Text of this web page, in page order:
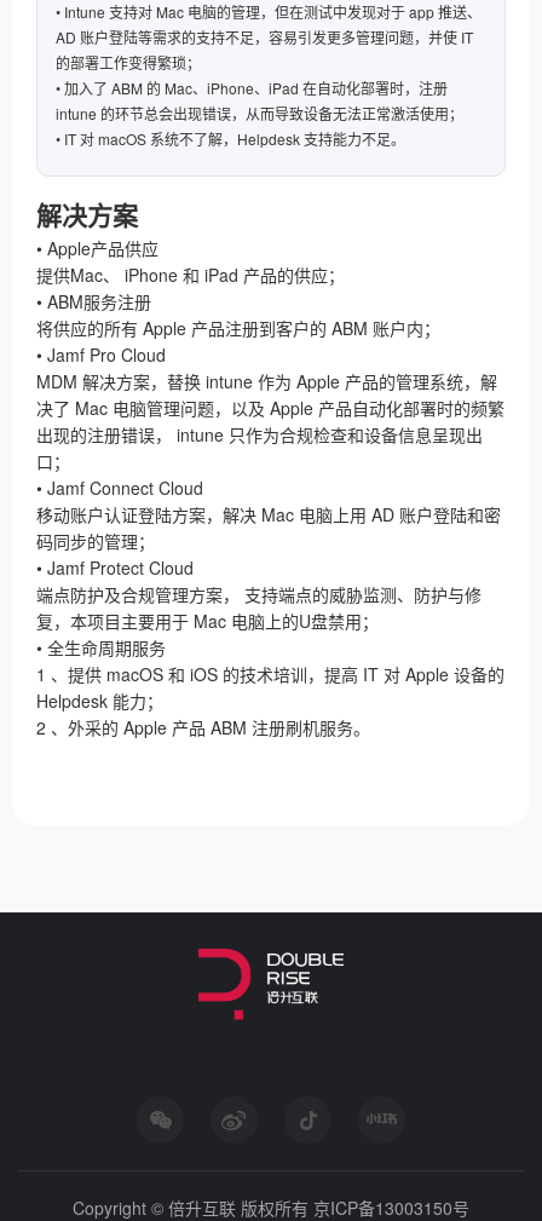
• Intune 支持对 Mac 电脑的管理，但在测试中发现对于 app 推送、
AD 账户登陆等需求的支持不足，容易引发更多管理问题，并使 IT
的部署工作变得繁琐；
• 加入了 ABM 的 Mac、iPhone、iPad 在自动化部署时，注册
intune 的环节总会出现错误，从而导致设备无法正常激活使用；
• IT 对 macOS 系统不了解，Helpdesk 支持能力不足。
解决⽅案
• Apple产品供应
提供Mac、 iPhone 和 iPad 产品的供应；
• ABM服务注册
将供应的所有 Apple 产品注册到客户的 ABM 账户内；
• Jamf Pro Cloud
MDM 解决⽅案，替换 intune 作为 Apple 产品的管理系统，解
决了 Mac 电脑管理问题，以及 Apple 产品⾃动化部署时的频繁
出现的注册错误， intune 只作为合规检查和设备信息呈现出
⼝；
• Jamf Connect Cloud
移动账户认证登陆⽅案，解决 Mac 电脑上⽤ AD 账户登陆和密
码同步的管理；
• Jamf Protect Cloud
端点防护及合规管理⽅案， ⽀持端点的威胁监测、防护与修
复，本项⽬主要⽤于 Mac 电脑上的U盘禁⽤；
• 全⽣命周期服务
1 、提供 macOS 和 iOS 的技术培训，提⾼ IT 对 Apple 设备的
Helpdesk 能⼒；
2 、外采的 Apple 产品 ABM 注册刷机服务。
Copyright © 倍升互联 版权所有 京ICP备13003150号